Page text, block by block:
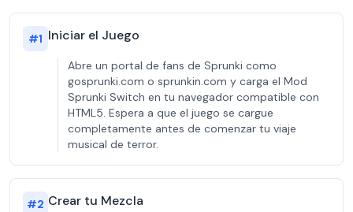
#1 Iniciar el Juego
Abre un portal de fans de Sprunki como
gosprunki.com o sprunkin.com y carga el Mod
Sprunki Switch en tu navegador compatible con
HTML5. Espera a que el juego se cargue
completamente antes de comenzar tu viaje
musical de terror.
#2 Crear tu Mezcla